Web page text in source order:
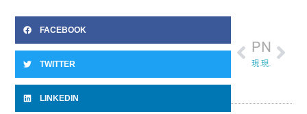
FACEBOOK
TWITTER
LINKEDIN
PREVIOUS
現任同工蒙召見證-何惠敏
NEXT